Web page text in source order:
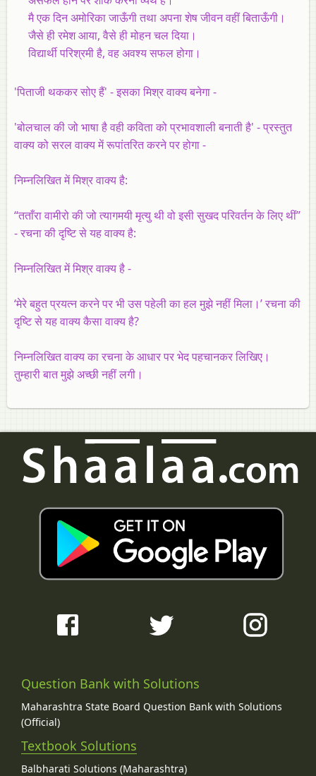
मै एक दिन अमोरिका जाऊँगी तथा अपना शेष जीवन वहीं बिताऊँगी।
जैसे ही रमेश आया, वैसे ही मोहन चल दिया।
विद्यार्थी परिश्रमी है, वह अवश्य सफल होगा।
'पिताजी थककर सोए हैं' - इसका मिश्र वाक्य बनेगा -
'बोलचाल की जो भाषा है वही कविता को प्रभावशाली बनाती है' - प्रस्तुत
वाक्य को सरल वाक्य में रूपांतरित करने पर होगा -
निम्नलिखित में मिश्र वाक्य है:
“तताँरा वामीरो की जो त्यागमयी मृत्यु थी वो इसी सुखद परिवर्तन के लिए थीं”
- रचना की दृष्टि से यह वाक्य है:
निम्नलिखित में मिश्र वाक्य है -
‘मेरे बहुत प्रयत्न करने पर भी उस पहेली का हल मुझे नहीं मिला।’ रचना की
दृष्टि से यह वाक्य कैसा वाक्य है?
निम्‍नलिखित वाक्य का रचना के आधार पर भेद पहचानकर लिखिए।
तुम्हारी बात मुझे अच्छी नहीं लगी।
Question Bank with Solutions
Maharashtra State Board Question Bank with Solutions
(Official)
Textbook Solutions
Balbharati Solutions (Maharashtra)